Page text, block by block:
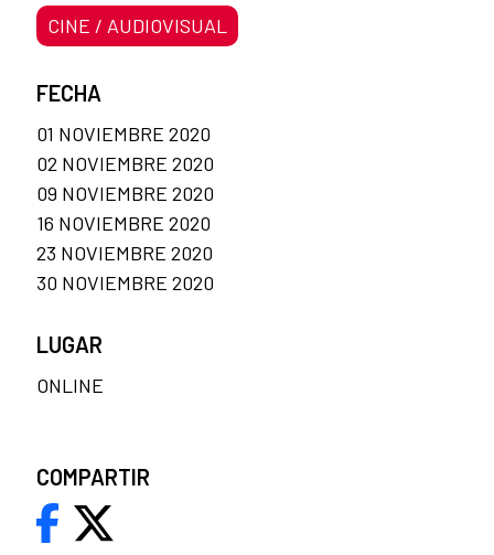
CINE / AUDIOVISUAL
FECHA
01 NOVIEMBRE 2020
02 NOVIEMBRE 2020
09 NOVIEMBRE 2020
16 NOVIEMBRE 2020
23 NOVIEMBRE 2020
30 NOVIEMBRE 2020
LUGAR
ONLINE
COMPARTIR